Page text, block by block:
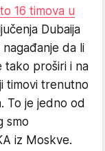
16 timova u
Dubaija
da li
tako proširi i na
timovi trenutno
To je jedno od
smo
iz Moskve.